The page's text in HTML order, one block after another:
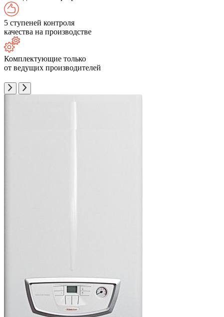
5 ступеней контроля
качества на производстве
Комплектующие только
от ведущих производителей